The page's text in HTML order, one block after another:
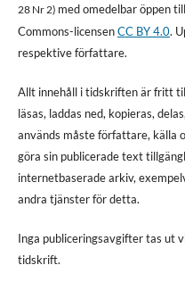
28 Nr 2) med omedelbar öppen
Commons-licensenCC BY 4.0.
respektive författare.
Allt innehåll i tidskriften är fritt
läsas, laddas ned, kopieras,
används måste författare, källa
göra sin publicerade text
internetbaserade arkiv,
andra tjänster för detta.
Inga publiceringsavgifter tas ut
tidskrift.